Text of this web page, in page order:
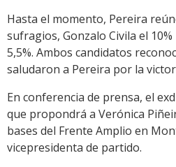
Hasta el momento, Pereira
sufragios, Gonzalo Civila el
5,5%. Ambos candidatos
saludaron a Pereira por la
En conferencia de prensa, el
que propondrá a Verónica
bases del Frente Amplio en
vicepresidenta de partido.